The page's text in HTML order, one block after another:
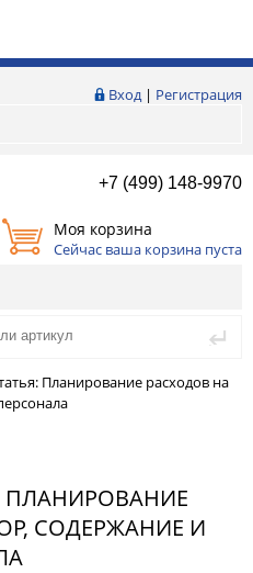
Вход| Регистрация
+7 (499) 148-9970
Моя корзина
Сейчас ваша корзина пуста
Планирование расходов на
ПЛАНИРОВАНИЕ
СОДЕРЖАНИЕ И